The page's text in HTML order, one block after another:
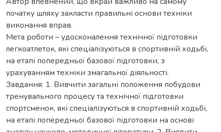
початку шляху закласти правильні основи техніки
виконання вправ.
Мета роботи – удосконалення технічної підготовки
легкоатлеток, які спеціалізуються в спортивній ходьбі,
на етапі попередньої базової підготовки, з
урахуванням техніки змагальної діяльності.
Завдання: 1. Вивчити загальні положення побудови
тренувального процесу та технічної підготовки
спортсменок, які спеціалізуються в спортивній ходьбі,
на етапі попередньої базової підготовки на основі